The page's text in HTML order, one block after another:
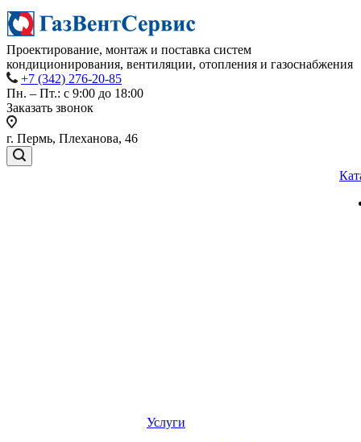
Проектирование, монтаж и поставка систем
кондиционирования, вентиляции, отопления и газоснабжения
+7 (342) 276-20-85
Пн. – Пт.: с 9:00 до 18:00
Заказать звонок
г. Пермь, Плеханова, 46
Услуги